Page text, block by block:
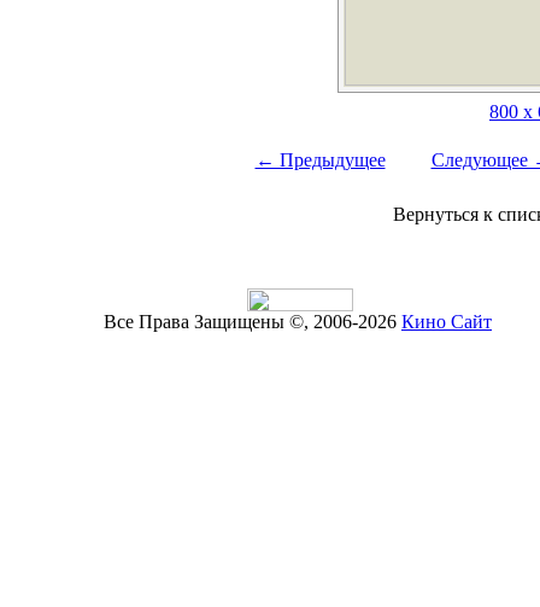
800 x
← Предыдущее Следующее
Вернуться к
Все Права Защищены ©, 2006-2026 Кино Сайт